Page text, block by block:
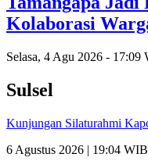
Kolaborasi
Selasa, 4 Agu 2026 - 17:09
Sulsel
Kunjungan Silaturahmi
6 Agustus 2026 | 19:04 WIB